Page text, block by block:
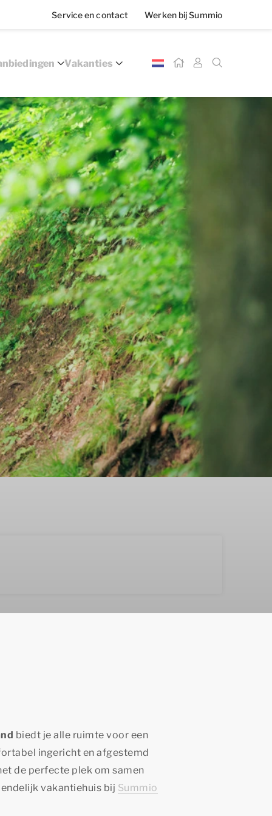
Service en contact Werken bij Summio
Vakanties
biedt je alle ruimte voor een
ingericht en afgestemd
de perfecte plek om samen
vakantiehuis bij Summio